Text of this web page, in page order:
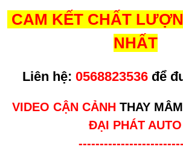
CAM KẾT CHẤT
NHẤT
Liên hệ: 0568823536 để
VIDEO CẬN CẢNH THAY
ĐẠI PHÁT AUTO